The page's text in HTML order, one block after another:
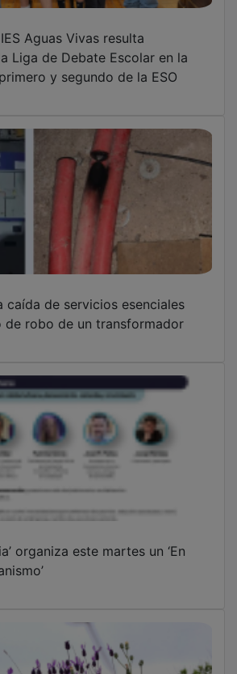
Liga de Debate Escolar en la
y segundo de la ESO
de robo de un transformador